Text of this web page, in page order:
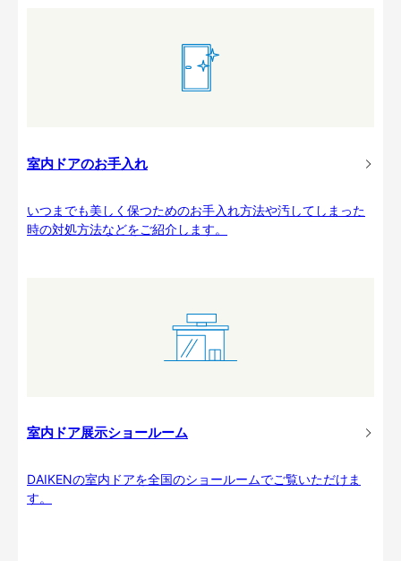
室内ドアのお手入れ
いつまでも美しく保つためのお手入れ方法や汚してしまった
時の対処方法などをご紹介します。
室内ドア展示ショールーム
DAIKENの室内ドアを全国のショールームでご覧いただけま
す。